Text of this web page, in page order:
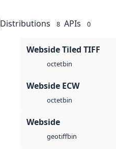
Distributions 8 APIs 0
Webside Tiled TIFF
octetbin
Webside ECW
octetbin
Webside
geotiffbin